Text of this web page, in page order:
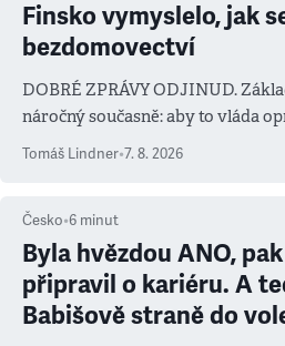
Finsko vymyslelo, jak
bezdomovectví
DOBRÉ ZPRÁVY ODJINUD.
náročný současně: aby to vláda
prioritu
Tomáš Lindner•7. 8. 2026
Česko•6 minut
Byla hvězdou ANO,
připravil o kariéru. A
Babišově straně do